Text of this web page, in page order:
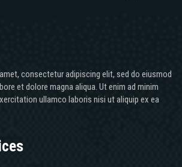
consectetur adipiscing elit, sed do eiusmod
et dolore magna aliqua. Ut enim ad minim
ullamco laboris nisi ut aliquip ex ea